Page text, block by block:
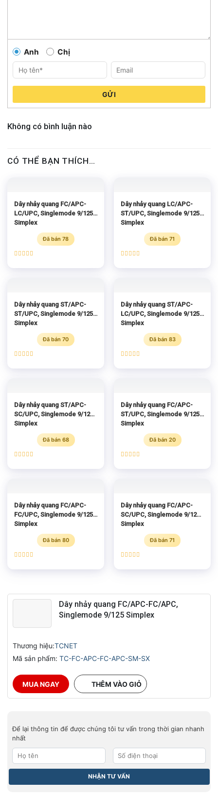
Anh Chị
GỬI
Không có bình luận nào
CÓ THỂ BẠN THÍCH…
Dây nhảy quang FC/APC-
LC/UPC, Singlemode 9/125
Simplex
Đã bán 78
hạng5.00
Dây nhảy quang LC/APC-
ST/UPC, Singlemode 9/125
Simplex
Đã bán 71
hạng5.00
Dây nhảy quang ST/APC-
ST/UPC, Singlemode 9/125
Simplex
Đã bán 70
hạng5.00
Dây nhảy quang ST/APC-
LC/UPC, Singlemode 9/125
Simplex
Đã bán 83
hạng5.00
Dây nhảy quang ST/APC-
SC/UPC, Singlemode 9/125
Simplex
Đã bán 68
hạng5.00
Dây nhảy quang FC/APC-
ST/UPC, Singlemode 9/125
Simplex
Đã bán 20
hạng5.00
Dây nhảy quang FC/APC-
FC/UPC, Singlemode 9/125
Simplex
Đã bán 80
hạng5.00
Dây nhảy quang FC/APC-
SC/UPC, Singlemode 9/125
Simplex
Đã bán 71
hạng5.00
Dây nhảy quang FC/APC-FC/APC,
Singlemode 9/125 Simplex
Thương hiệu:TCNET
Mã sản phẩm: TC-FC-APC-FC-APC-SM-SX
MUA NGAY THÊM VÀO GIỎ
Để lại thông tin để được chúng tôi tư vấn trong thời gian nhanh
nhất